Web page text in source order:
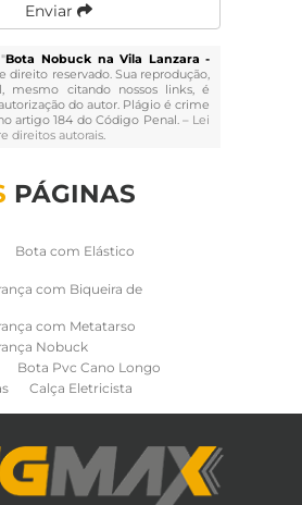
Enviar
Bota Nobuck na Vila Lanzara -
direito reservado. Sua reprodução,
mesmo citando nossos links, é
do autor. Plágio é crime
artigo 184 do Código Penal. – Lei
direitos autorais.
PÁGINAS
Bota com Elástico
com Biqueira de
com Metatarso
Nobuck
Bota Pvc Cano Longo
Calça Eletricista
para Eletricista
Paraquedista